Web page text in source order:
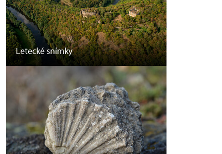
Letecké snímky